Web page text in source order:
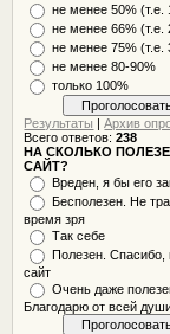
не менее 50% (т.е.
не менее 66% (т.е.
не менее 75% (т.е.
не менее 80-90%
только 100%
Результаты |Архив
Всего ответов:238
НА СКОЛЬКО
САЙТ?
Вреден, я бы его
Бесполезен. Не
время зря
Так себе
Полезен. Спасибо,
сайт
Очень даже
Благодарю от всей